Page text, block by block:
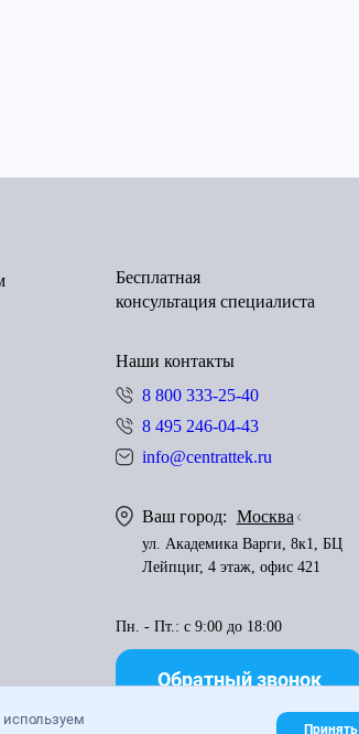
Принять
Бесплатная
консультация специалиста
Наши контакты
8 800 333-25-40
8 495 246-04-43
info@centrattek.ru
Ваш город: Москва
ул. Академика Варги, 8к1, БЦ
Лейпциг, 4 этаж, офис 421
Пн. - Пт.: с 9:00 до 18:00
Обратный звонок